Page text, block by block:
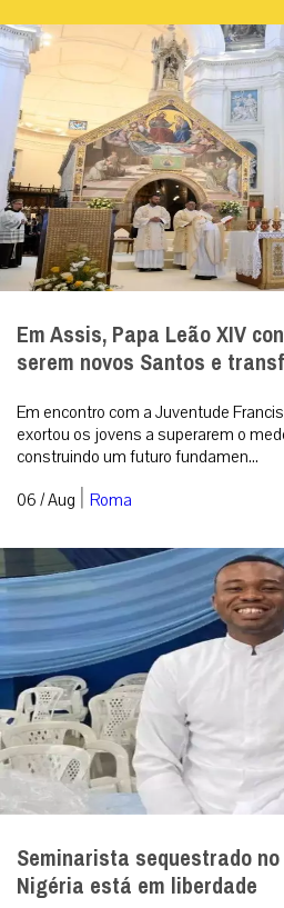
Em Assis, Papa Leão XIV
serem novos Santos e
Em encontro com a Juventude
exortou os jovens a superarem o
construindo um futuro fundamen...
06 / Aug | Roma
Seminarista sequestrado
Nigéria está em liberdade